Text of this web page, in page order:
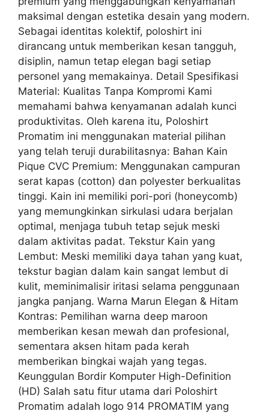
maksimal dengan estetika desain yang modern.
Sebagai identitas kolektif, poloshirt ini
dirancang untuk memberikan kesan tangguh,
disiplin, namun tetap elegan bagi setiap
personel yang memakainya. Detail Spesifikasi
Material: Kualitas Tanpa Kompromi Kami
memahami bahwa kenyamanan adalah kunci
produktivitas. Oleh karena itu, Poloshirt
Promatim ini menggunakan material pilihan
yang telah teruji durabilitasnya: Bahan Kain
Pique CVC Premium: Menggunakan campuran
serat kapas (cotton) dan polyester berkualitas
tinggi. Kain ini memiliki pori-pori (honeycomb)
yang memungkinkan sirkulasi udara berjalan
optimal, menjaga tubuh tetap sejuk meski
dalam aktivitas padat. Tekstur Kain yang
Lembut: Meski memiliki daya tahan yang kuat,
tekstur bagian dalam kain sangat lembut di
kulit, meminimalisir iritasi selama penggunaan
jangka panjang. Warna Marun Elegan & Hitam
Kontras: Pemilihan warna deep maroon
memberikan kesan mewah dan profesional,
sementara aksen hitam pada kerah
memberikan bingkai wajah yang tegas.
Keunggulan Bordir Komputer High-Definition
(HD) Salah satu fitur utama dari Poloshirt
Promatim adalah logo 914 PROMATIM yang